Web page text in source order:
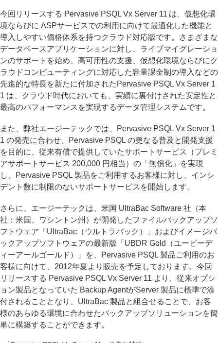
今回リリースする Pervasive PSQL Vx Server 11 は、仮想化環
境ならびに ASPサービスでの利用に向けて最適化した機能と
導入しやすい価格体系を持つクラウド対応版です。さまざまな
データベースアプリケーションに対し、ライブマイグレーショ
ンのサポートを始め、高可用性の支援、仮想化環境ならびにク
ラウドコンピューティングに対応した容量課金制の導入などの
先進的な特長を新たに付加されたPervasive PSQL Vx Server 1
1 は、クラウド時代においても、実績に裏付けされた安定性と
最高のパフォーマンスを実現するデータ管理システムです。
また、弊社エージーテックでは、Pervasive PSQL Vx Server 1
1 の発売に合わせ、Pervasive PSQL の更なる普及と開発支援
を目的に、従来有償で提供していたサポートサービス（プレミ
アサポートサービス 200,000 円相当）の「無償化」を実現
し、Pervasive PSQL 製品をご利用するお客様に対し、インシ
デント数に制限のないサポートサービスを開始します。
さらに、エージーテックは、米国 UltraBac Software 社（本
社：米国、ワシントン州）が開発したファイルバックアップソ
フトウェア「UltraBac（ウルトラバック）」およびイメージバ
ックアップソフトウェアの最新版「UBDR Gold（ユービーデ
ィーアールゴールド）」を、Pervasive PSQL 製品ご利用のお
客様に向けて、2012年夏より販売を予定しております。今回
リリースする Pervasive PSQL Vx Server 11 より、従来オプシ
ョン製品となっていた Backup AgentがServer 製品に標準で添
付されることとなり、UltraBac 製品と組合せることで、お客
様のあらゆる環境に合わせたバックアップソリューションを簡
単に構築することができます。